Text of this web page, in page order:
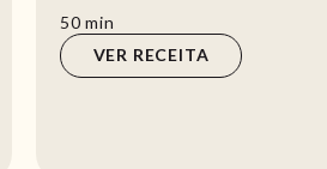
50min
min
VER RECEITA